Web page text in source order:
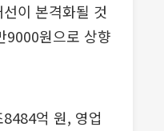
이 본격화될 것
9000원으로 상향
억 원, 영업